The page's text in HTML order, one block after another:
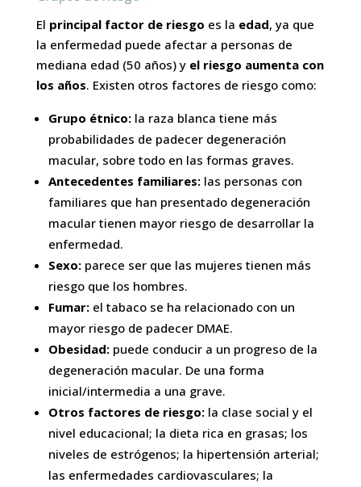
El principal factor de riesgo es la edad, ya que
la enfermedad puede afectar a personas de
mediana edad (50 años) y el riesgo aumenta con
los años. Existen otros factores de riesgo como:
Grupo étnico:la raza blanca tiene más
probabilidades de padecer degeneración
macular, sobre todo en las formas graves.
Antecedentes familiares:las personas con
familiares que han presentado degeneración
macular tienen mayor riesgo de desarrollar la
enfermedad.
Sexo: parece ser que las mujeres tienen más
riesgo que los hombres.
Fumar:el tabaco se ha relacionado con un
mayor riesgo de padecer DMAE.
Obesidad: puede conducir a un progreso de la
degeneración macular. De una forma
inicial/intermedia a una grave.
Otros factores de riesgo: la clase social y el
nivel educacional; la dieta rica en grasas; los
niveles de estrógenos; la hipertensión arterial;
las enfermedades cardiovasculares; la